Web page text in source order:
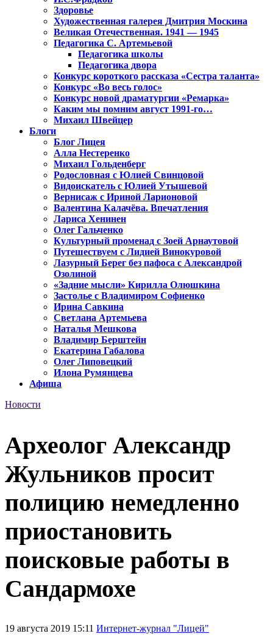
Здоровье
Художественная галерея Дмитрия Москина
Великая Отечественная. 1941 — 1945
Педагогика С. Артемьевой
Педагогика школы
Педагогика двора
Конкурс короткого рассказа «Сестра таланта»
Конкурс «Во весь голос»
Конкурс новой драматургии «Ремарка»
Каким мы помним август 1991-го…
Михаил Швейцер
Блоги
Блог Лицея
Алла Нестеренко
Михаил Гольденберг
Родословная с Юлией Свинцовой
Видоискатель с Юлией Утышевой
Вернисаж с Ириной Ларионовой
Валентина Калачёва. Впечатления
Лариса Хенинен
Олег Гальченко
Культурный променад с Зоей Арнаутовой
Путешествуем с Лидией Винокуровой
Лазурный Берег без пафоса с Александрой
Озолиной
«Задние мысли» Кирилла Олюшкина
Застолье с Владимиром Софиенко
Ирина Савкина
Светлана Артемьева
Наталья Мешкова
Владимир Берштейн
Екатерина Габалова
Олег Липовецкий
Илона Румянцева
Афиша
Новости
Археолог Александр
Жульников просит
полицию немедленно
приостановить
поисковые работы в
Сандармохе
19 августа 2019 15:11 Интернет-журнал "Лицей"